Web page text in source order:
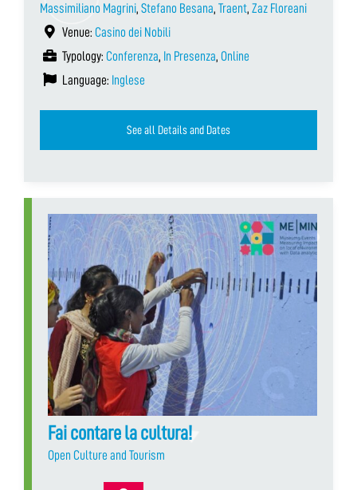
Massimiliano Magrini, Stefano Besana, Traent, Zaz Floreani
Venue: Casino dei Nobili
Typology: Conferenza, In Presenza, Online
Language: Inglese
See all Details and Dates
Fai contare la cultura!
Open Culture and Tourism